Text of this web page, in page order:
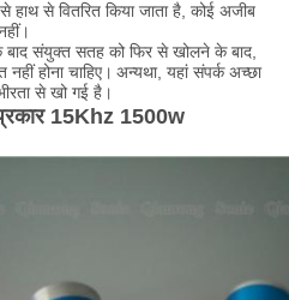
से वितरित किया जाता है, कोई अजीब
संयुक्त सतह को फिर से खोलने के बाद,
होना चाहिए। अन्यथा, यहां संपर्क अच्छा
से खो गई है।
15Khz 1500w